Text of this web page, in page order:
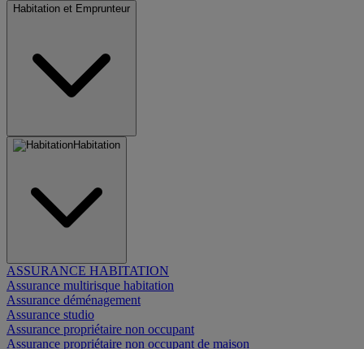
Habitation et Emprunteur
Habitation
ASSURANCE HABITATION
Assurance multirisque habitation
Assurance déménagement
Assurance studio
Assurance propriétaire non occupant
Assurance propriétaire non occupant de maison